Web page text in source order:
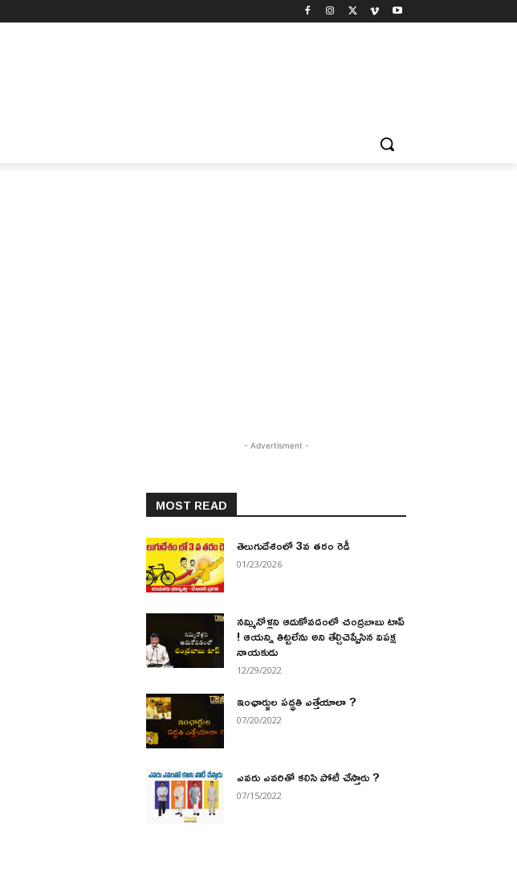
- Advertisment -
MOST READ
తెలుగుదేశంలో 3వ తరం రెడీ
01/23/2026
నమ్మినోళ్లని ఆదుకోవడంలో చంద్రబాబు టాప్
! ఆయన్ని తిట్టలేను అని తేల్చిచెప్పేసిన విపక్ష
నాయకుడు
12/29/2022
ఇంఛార్జుల పద్ధతి ఎత్తేయాలా ?
07/20/2022
ఎవరు ఎవరితో కలిసి పోటీ చేస్తారు ?
07/15/2022